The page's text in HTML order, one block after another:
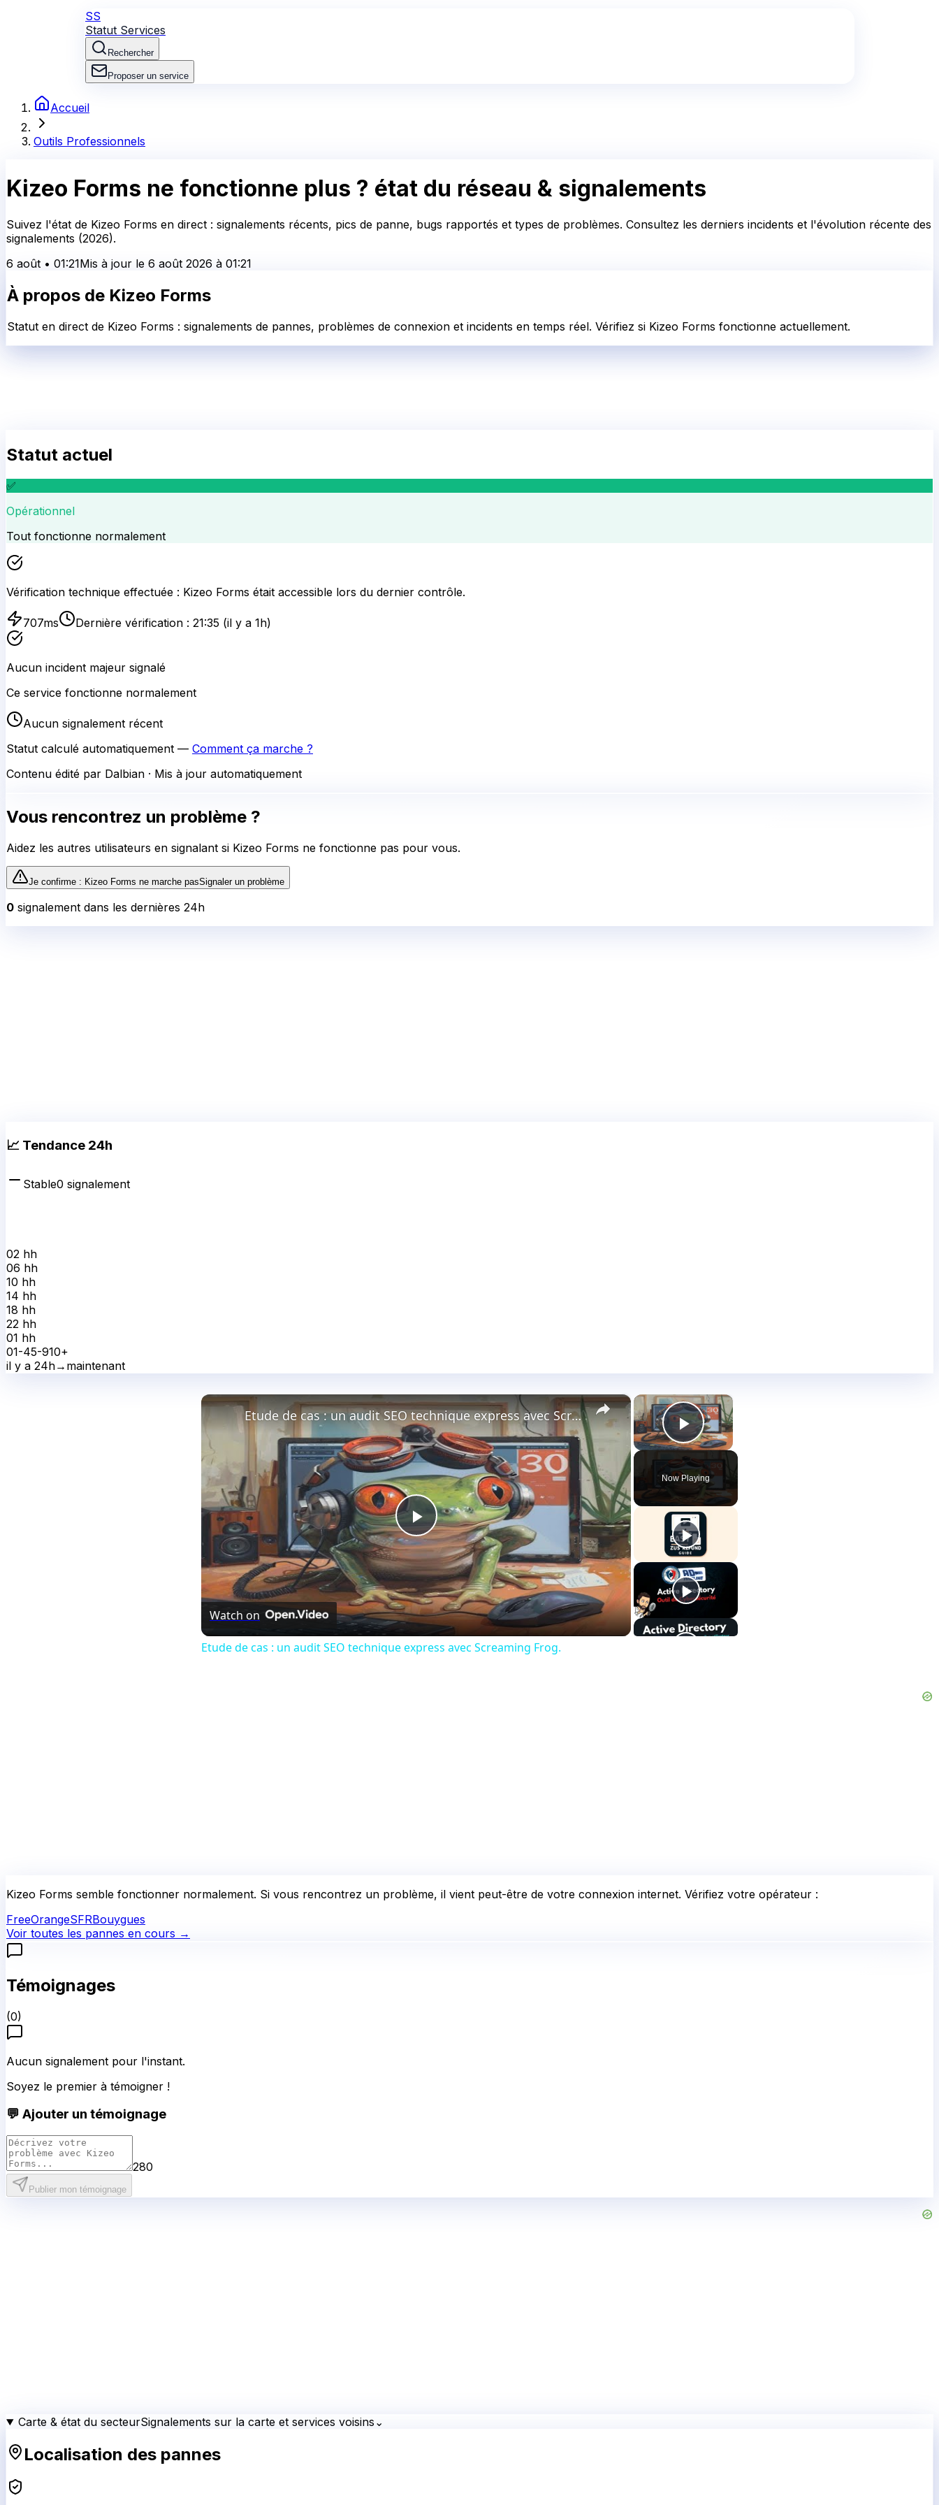
SS
Statut Services
Rechercher
Proposer un service
Accueil
Outils Professionnels
Kizeo Forms ne fonctionne plus ? état du réseau & signalements
Suivez l'état de Kizeo Forms en direct : signalements récents, pics de panne, bugs rapportés et types de problèmes. Consultez les derniers incidents et l'évolution récente des
signalements (2026).
6 août • 01:21Mis à jour le 6 août 2026 à 01:21
À propos de Kizeo Forms
Statut en direct de Kizeo Forms : signalements de pannes, problèmes de connexion et incidents en temps réel. Vérifiez si Kizeo Forms fonctionne actuellement.
Statut actuel
✅
Opérationnel
Tout fonctionne normalement
Vérification technique effectuée : Kizeo Forms était accessible lors du dernier contrôle.
707ms Dernière vérification : 21:35 (il y a 1h)
Aucun incident majeur signalé
Ce service fonctionne normalement
Aucun signalement récent
Statut calculé automatiquement — Comment ça marche ?
Contenu édité par Dalbian · Mis à jour automatiquement
Vous rencontrez un problème ?
Aidez les autres utilisateurs en signalant si Kizeo Forms ne fonctionne pas pour vous.
Je confirme : Kizeo Forms ne marche pasSignaler un problème
0 signalement dans les dernières 24h
📈 Tendance 24h
Stable0 signalement
02 hh
06 hh
10 hh
14 hh
18 hh
22 hh
01 hh
01-45-910+
il y a 24h→ maintenant
×
Play Video
Now Playing
×
Play
Video
Etude de cas : un audit SEO technique express avec Screaming Frog.
Watch on
Etude de cas : un audit SEO technique express avec Screaming Frog.
Kizeo Forms semble fonctionner normalement. Si vous rencontrez un problème, il vient peut-être de votre connexion internet. Vérifiez votre opérateur :
FreeOrangeSFRBouygues
Voir toutes les pannes en cours →
Témoignages
(0)
Aucun signalement pour l'instant.
Soyez le premier à témoigner !
💬 Ajouter un témoignage
280
Publier mon témoignage
Carte & état du secteurSignalements sur la carte et services voisins ⌄
Localisation des pannes